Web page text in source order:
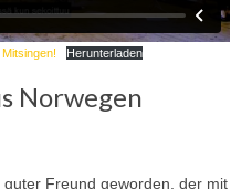
Herunterladen
Norwegen
Freund geworden, der mit